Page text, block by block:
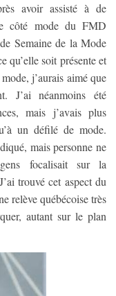
avoir assisté à de
côté mode du FMD
Semaine de la Mode
qu’elle soit présente et
j’aurais aimé que
J’ai néanmoins été
mais j’avais plus
un défilé de mode.
mais personne ne
focalisait sur la
trouvé cet aspect du
relève québécoise très
autant sur le plan